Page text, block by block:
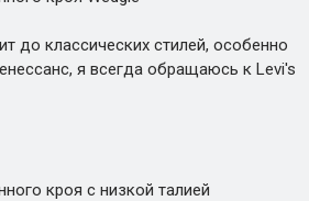
классических стилей, особенно
я всегда обращаюсь к Levi's
кроя с низкой талией